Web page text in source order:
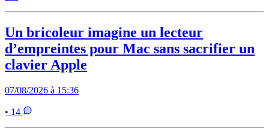
Un bricoleur imagine un lecteur
d’empreintes pour Mac sans sacrifier un
clavier Apple
07/08/2026 à 15:36
• 14